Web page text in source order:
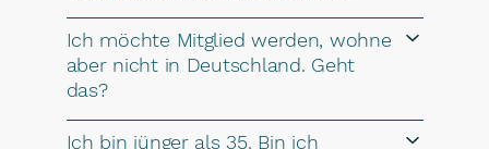
Ich möchte Mitglied werden, wohne
aber nicht in Deutschland. Geht
das?
Ich bin jünger als 35. Bin ich